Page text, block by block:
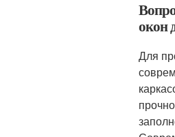
окон
Для